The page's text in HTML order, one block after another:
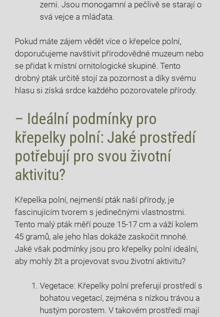
zemi. Jsou monogamní a pečlivě se starají o
svá vejce a mláďata.
Pokud máte zájem vědět více o křepelce polní,
doporučujeme navštívit přírodovědné muzeum nebo
se přidat k místní ornitologické skupině. Tento
drobný pták určitě stojí za pozornost a díky svému
hlasu si získá srdce každého pozorovatele přírody.
– Ideální podmínky pro
křepelky polní: Jaké prostředí
potřebují pro svou životní
aktivitu?
Křepelka polní, nejmenší pták naší přírody, je
fascinujícím tvorem s jedinečnými vlastnostmi.
Tento malý pták měří pouze 15-17 cm a váží kolem
45 gramů, ale jeho hlas dokáže zaskočit mnohé.
Jaké však podmínky jsou pro křepelky polní ideální,
aby mohly žít a projevovat svou životní aktivitu?
Vegetace: Křepelky polní preferují prostředí s
bohatou vegetací, zejména s nízkou trávou a
hustým porostem. V takovém prostředí mají